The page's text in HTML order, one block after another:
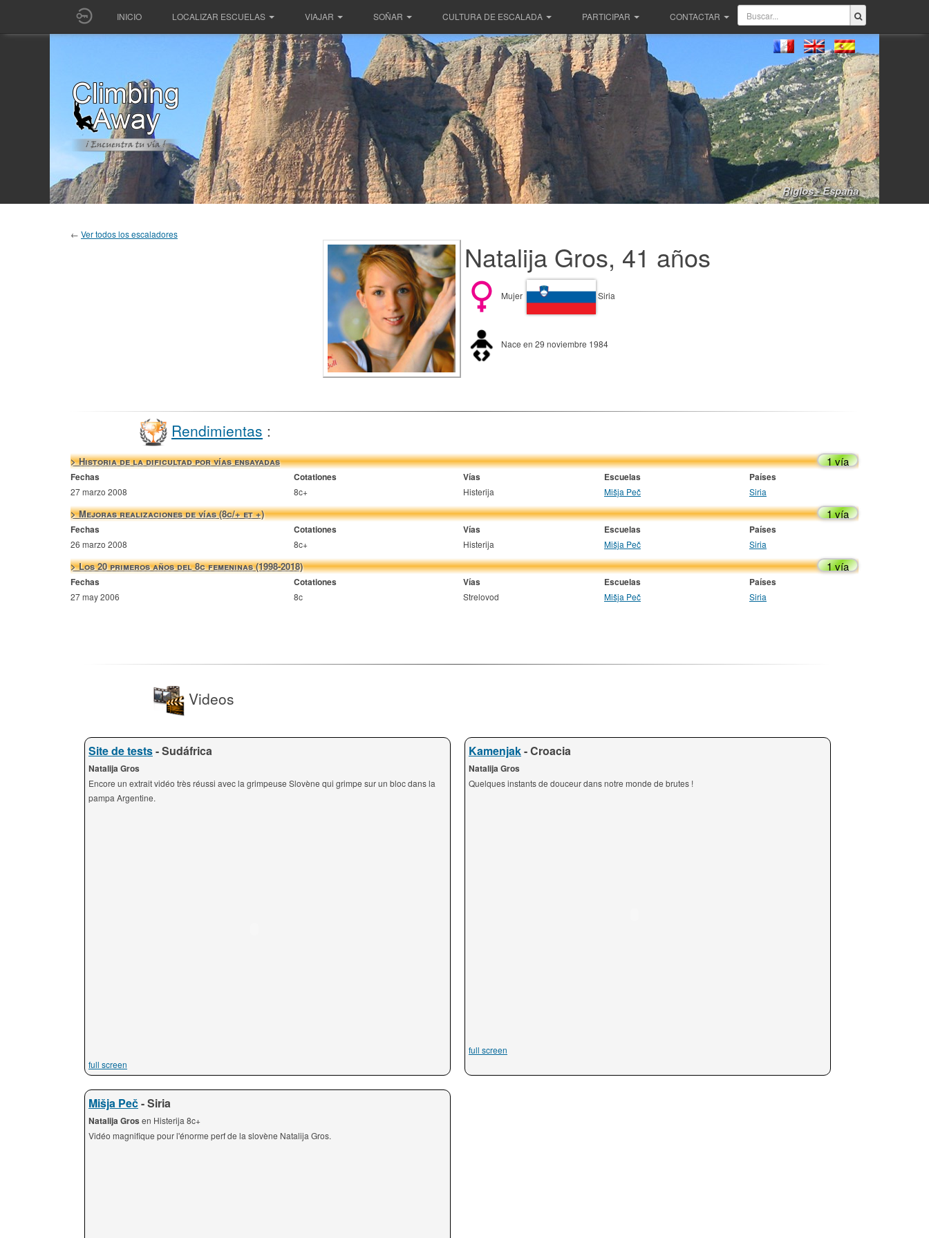
INICIO LOCALIZAR ESCUELAS VIAJAR SOÑAR CULTURA DE ESCALADA PARTICIPAR CONTACTAR
Riglos - España
← Ver todos los escaladores
Natalija Gros, 41 años
Mujer Siria
Nace en 29 noviembre 1984
Rendimientas :
> Historia de la dificultad por vías ensayadas 1 vía
Fechas Cotationes Vías Escuelas Países
27 marzo 2008 8c+ Histerija Mišja Peč Siria
> Mejoras realizaciones de vías (8c/+ et +) 1 vía
Fechas Cotationes Vías Escuelas Países
26 marzo 2008 8c+ Histerija Mišja Peč Siria
> Los 20 primeros años del 8c femeninas (1998-2018) 1 vía
Fechas Cotationes Vías Escuelas Países
27 may 2006 8c Strelovod Mišja Peč Siria
Videos
Site de tests- Sudáfrica
Natalija Gros
Encore un extrait vidéo très réussi avec la grimpeuse Slovène qui grimpe sur un bloc dans la
pampa Argentine.
full screen
Kamenjak- Croacia
Natalija Gros
Quelques instants de douceur dans notre monde de brutes !
full screen
Mišja Peč- Siria
Natalija Gros en Histerija 8c+
Vidéo magnifique pour l'énorme perf de la slovène Natalija Gros.